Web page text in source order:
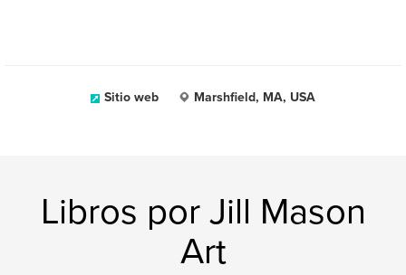
Sitio web Marshfield, MA, USA
Libros por Jill Mason
Art